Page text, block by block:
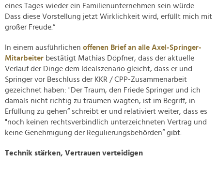
eines Tages wieder ein Familienunternehmen sein würde.
Dass diese Vorstellung jetzt Wirklichkeit wird, erfüllt mich mit
großer Freude.“
In einem ausführlichen offenen Brief an alle Axel-Springer-
Mitarbeiter bestätigt Mathias Döpfner, dass der aktuelle
Verlauf der Dinge dem Idealszenario gleicht, dass er und
Springer vor Beschluss der KKR / CPP-Zusammenarbeit
gezeichnet haben: "Der Traum, den Friede Springer und ich
damals nicht richtig zu träumen wagten, ist im Begriff, in
Erfüllung zu gehen“ schreibt er und relativiert weiter, dass es
"noch keinen rechtsverbindlich unterzeichneten Vertrag und
keine Genehmigung der Regulierungsbehörden“ gibt.
Technik stärken, Vertrauen verteidigen